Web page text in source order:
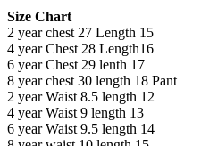
Size Chart
2 year chest 27 Length 15
4 year Chest 28 Length16
6 year Chest 29 lenth 17
8 year chest 30 length 18 Pant
2 year Waist 8.5 length 12
4 year Waist 9 length 13
6 year Waist 9.5 length 14